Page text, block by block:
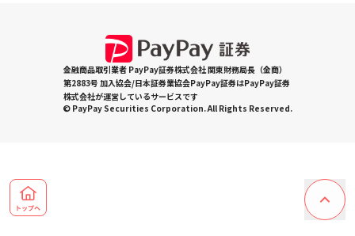
金融商品取引業者 PayPay証券株式会社 関東財務局長（金商）
第2883号 加入協会/日本証券業協会PayPay証券はPayPay証券
株式会社が運営しているサービスです
© PayPay Securities Corporation. All Rights Reserved.